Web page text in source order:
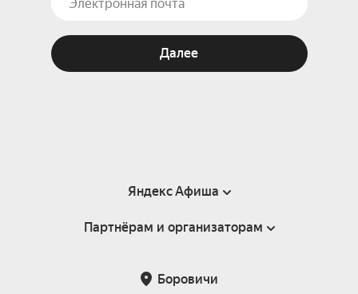
Далее
Яндекс Афиша
Справка
Подарочные сертификаты
Партнёрам и организаторам
Боровичи